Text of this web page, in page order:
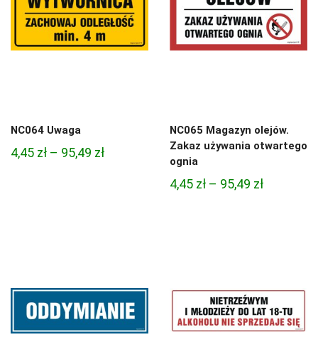
NC064 Uwaga
4,45 zł – 95,49 złZakres
NC065 Magazyn olejów.
Zakaz używania otwartego
ognia
4,45 zł – 95,49 złZakres